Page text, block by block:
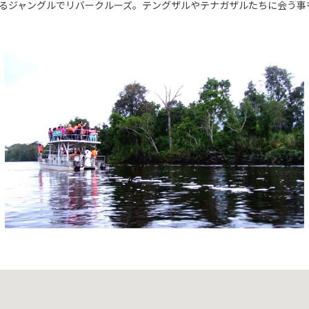
ジャングルでリバークルーズ。テングザルやテナガザルたちに会う事